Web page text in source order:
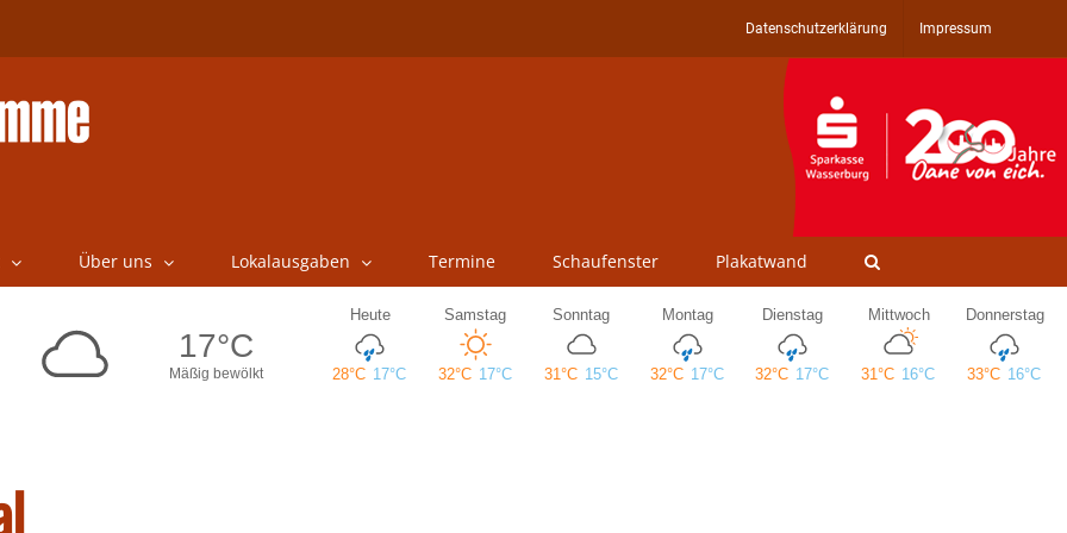
Datenschutzerklärung Impressum
Über uns Lokalausgaben Termine Schaufenster Plakatwand